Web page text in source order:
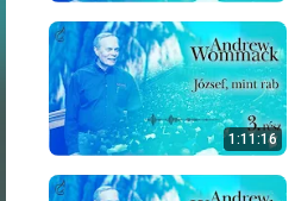
1:11:16